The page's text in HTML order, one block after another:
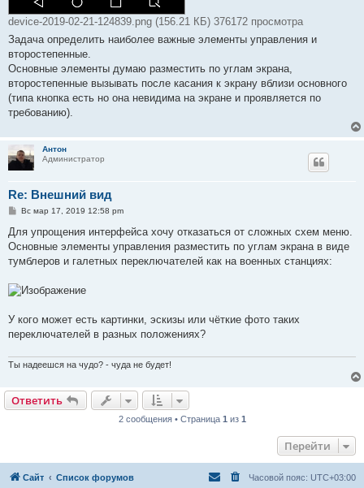
device-2019-02-21-124839.png (156.21 КБ) 376172 просмотра
Задача определить наиболее важные элементы управления и
второстепенные.
Основные элементы думаю разместить по углам экрана,
второстепенные вызывать после касания к экрану вблизи основного
(типа кнопка есть но она невидима на экране и проявляется по
требованию).
Антон
Администратор
Re: Внешний вид
С
о
щ
е
е
Вс мар 17, 2019 12:58 pm
Для упрощения интерфейса хочу отказаться от сложных схем меню.
Основные элементы управления разместить по углам экрана в виде
тумблеров и галетных переключателей как на военных станциях:
У кого может есть картинки, эскизы или чёткие фото таких
переключателей в разных положениях?
Ты надеешся на чудо? - чуда не будет!
Ответить
2 сообщения • Страница 1 из 1
Перейти
Сайт Список форумов Часовой пояс: UTC+03:00